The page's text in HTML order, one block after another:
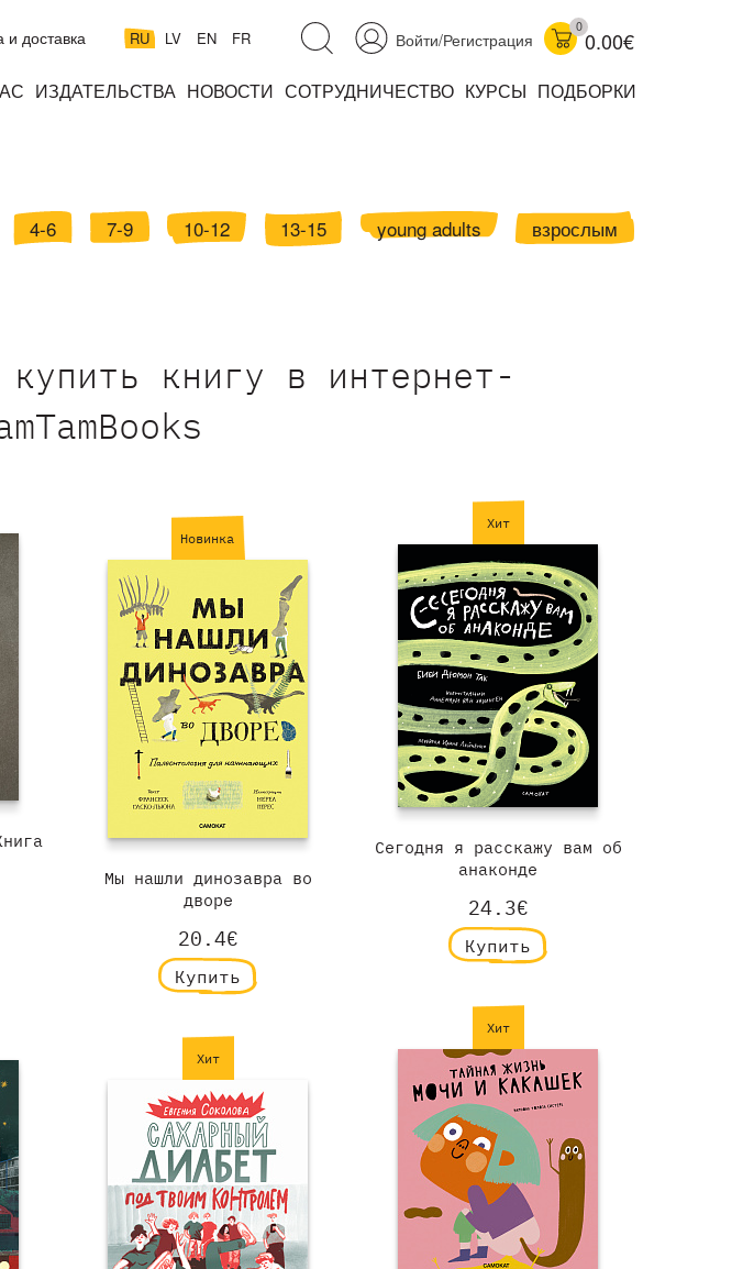
Войти/Регистрация
0
0.00€
RU LV EN FR
и доставка
ИЗДАТЕЛЬСТВА НОВОСТИ СОТРУДНИЧЕСТВО КУРСЫ ПОДБОРКИ
4-6 7-9 10-12 13-15 young adults взрослым
книгу в интернет-
Новинка
Мы нашли динозавра во
дворе
20.4€
Купить
Хит
Сегодня я расскажу вам об
анаконде
24.3€
Купить
Хит
Хит